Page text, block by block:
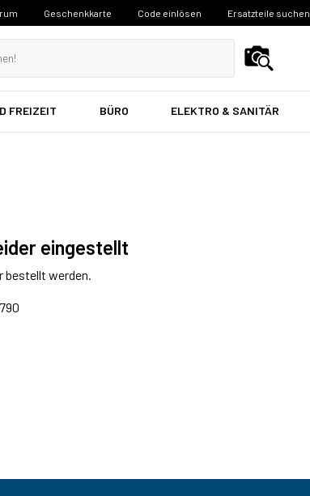
Geschenkkarte Code einlösen Ersatzteile suchen
FREIZEIT BÜRO ELEKTRO & SANITÄR
eingestellt
bestellt werden.